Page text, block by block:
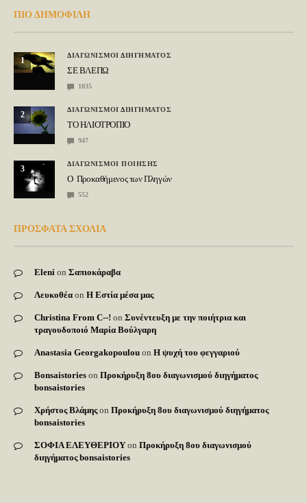
ΠΙΟ ΔΗΜΟΦΙΛΗ
1
ΔΙΑΓΩΝΙΣΜΟΙ ΔΙΗΓΗΜΑΤΟΣ
ΣΕ ΒΛΕΠΩ
1035
2
ΔΙΑΓΩΝΙΣΜΟΙ ΔΙΗΓΗΜΑΤΟΣ
ΤΟ ΗΛΙΟΤΡΟΠΙΟ
947
3
ΔΙΑΓΩΝΙΣΜΟΙ ΠΟΙΗΣΗΣ
Ο Προκαθήμενος των Πληγών
552
ΠΡΟΣΦΑΤΑ ΣΧΟΛΙΑ
Eleni on Σαπιοκάραβα
Λευκοθέα on Η Εστία μέσα μας
Christina From C--! on Συνέντευξη με την ποιήτρια και
τραγουδοποιό Μαρία Βούλγαρη
Anastasia Georgakopoulou on Η ψυχή του φεγγαριού
Bonsaistories on Προκήρυξη 8ου διαγωνισμού διηγήματος
bonsaistories
Χρήστος Βλάμηςon Προκήρυξη 8ου διαγωνισμού διηγήματος
bonsaistories
ΣΟΦΙΑ ΕΛΕΥΘΕΡΙΟΥ on Προκήρυξη 8ου διαγωνισμού
διηγήματος bonsaistories